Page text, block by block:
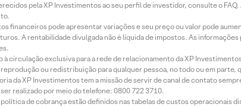
pela XP Investimentos ao seu perfil de investidor, consulte o
financeiros pode apresentar variações e seu preço ou valor pode
A rentabilidade divulgada não é líquida de impostos. As
circulação exclusiva para a rede de relacionamento da XP
reprodução ou redistribuição para qualquer pessoa, no todo ou em
da XP Investimentos tem a missão de servir de canal de contato
realizado por meio do telefone: 0800 722 3710.
de cobrança estão definidos nas tabelas de custos operacionais